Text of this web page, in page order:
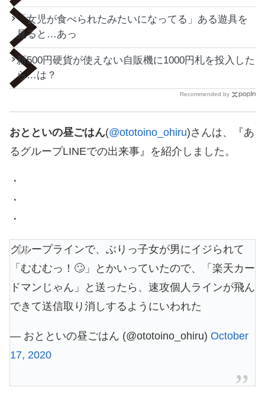
「女児が食べられたみたいになってる」ある遊具を
見ると…あっ
新500円硬貨が使えない自販機に1000円札を投入した
ら…は？
Recommended by
おとといの昼ごはん(@ototoino_ohiru)さんは、『あ
るグループLINEでの出来事』を紹介しました。
・
・
・
グループラインで、ぶりっ子女が男にイジられて
「むむむっ！🙄」とかいっていたので、「楽天カー
ドマンじゃん」と送ったら、速攻個人ラインが飛ん
できて送信取り消しするようにいわれた
— おとといの昼ごはん (@ototoino_ohiru) October
17, 2020